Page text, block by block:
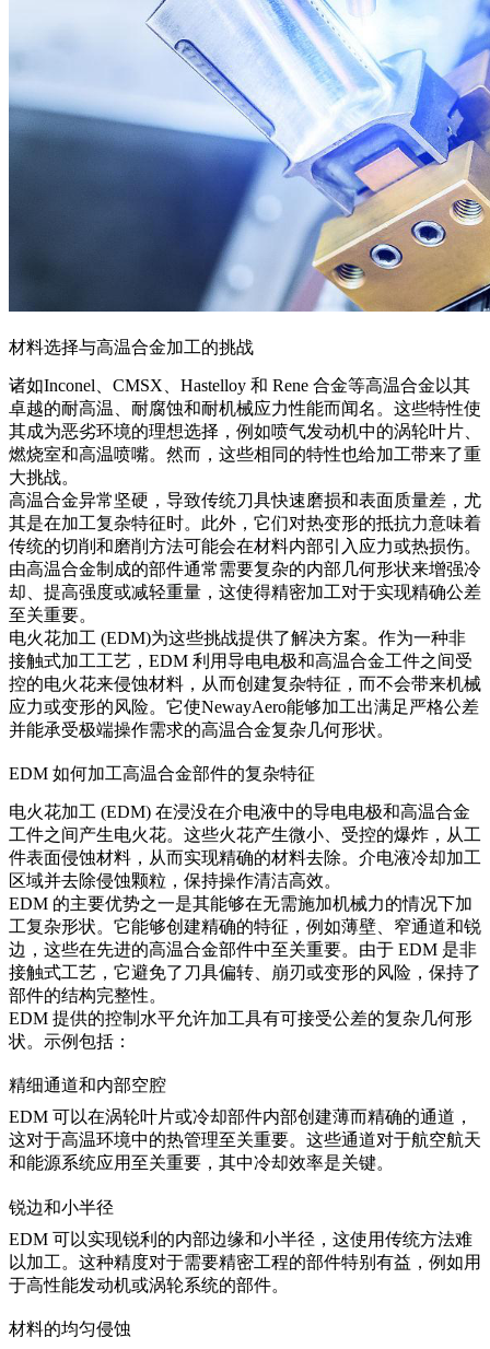
材料选择与高温合金加工的挑战
诸如Inconel CMSX Hastelloy 和 Rene 合金等高温合金以其
卓越的耐高温、耐腐蚀和耐机械应力性能而闻名。这些特性使
其成为恶劣环境的理想选择，例如喷气发动机中的涡轮叶片
燃烧室和高温喷嘴。然而，这些相同的特性也给加工带来了重
大挑战。
高温合金异常坚硬，导致传统刀具快速磨损和表面质量差，尤
其是在加工复杂特征时。此外，它们对热变形的抵抗力意味着
传统的切削和磨削方法可能会在材料内部引入 应力或热损伤。
由高温合金制成的部件通常需要复杂的内部几何形状来增强冷
却、提高强度或减轻重量，这使得精密加工对于实现精确公差
至关重要。
电火花加工 (EDM)为这些挑战提供了解决方案。作为一种非
接触式加工工艺，EDM 利用导电电极和高温合金工件之间受
控的电火花来侵蚀材料，从而创建复杂特征，而不会带来机械
应力或变形的风险。它使NewayAero能够加工出满足严格公差
并能承受极端操作需求的高温合金复杂几何形状。
EDM 如何加工高温合金部件的复杂特征
电火花加工 (EDM) 在浸没在介电液中的导电电极和高温合金
工件之间产生电火花。这些火花产生微小、受控的爆炸，从工
件表面侵蚀材料，从而实现精确的材料去除。介电液冷却加工
区域并去除侵蚀颗粒，保持操作清洁高效。
EDM 的主要优势之一是其能够在无需施加机械力的情况下加
工复杂形状。它能够创建精确的特征，例如薄壁、窄通道和锐
边，这些在先进的高温合金部件中至关重要。由于 EDM 是非
接触式工艺，它避免了刀具偏转、崩刃或变形的风险，保持了
部件的结构完整性。
EDM 提供的控制水平允许加工具有可接受公差的复杂几何形
状。示例包括：
精细通道和内部空腔
EDM 可以在涡轮叶片或冷却部件内部创建薄而精确的通道 ，
这对于高温环境中的热管理至关重要。这些通道对于航空航天
和能源系统应用至关重要，其中冷却效率是关键。
锐边和小半径
EDM 可以实现锐利的内部边缘和小半径，这使用传统方法难
以加工。这种精度对于需要精密工程的部件特别有益，例如用
于高性能发动机或涡轮系统的部件。
材料的均匀侵蚀